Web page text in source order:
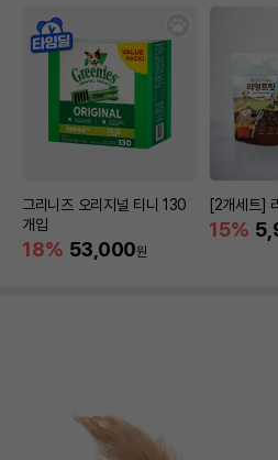
그리니즈 오리지널 티니 130
개입
18% 53,000원
[2개세트]
15%